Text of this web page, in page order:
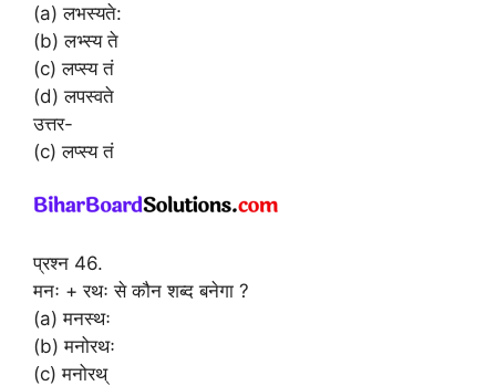
(a) लभस्यते:
(b) लभ्स्य ते
(c) लप्स्य तं
(d) लपस्वते
उत्तर-
(c) लप्स्य तं
प्रश्न 46.
मनः + रथः से कौन शब्द बनेगा ?
(a) मनस्थः
(b) मनोरथः
(c) मनोरथ्